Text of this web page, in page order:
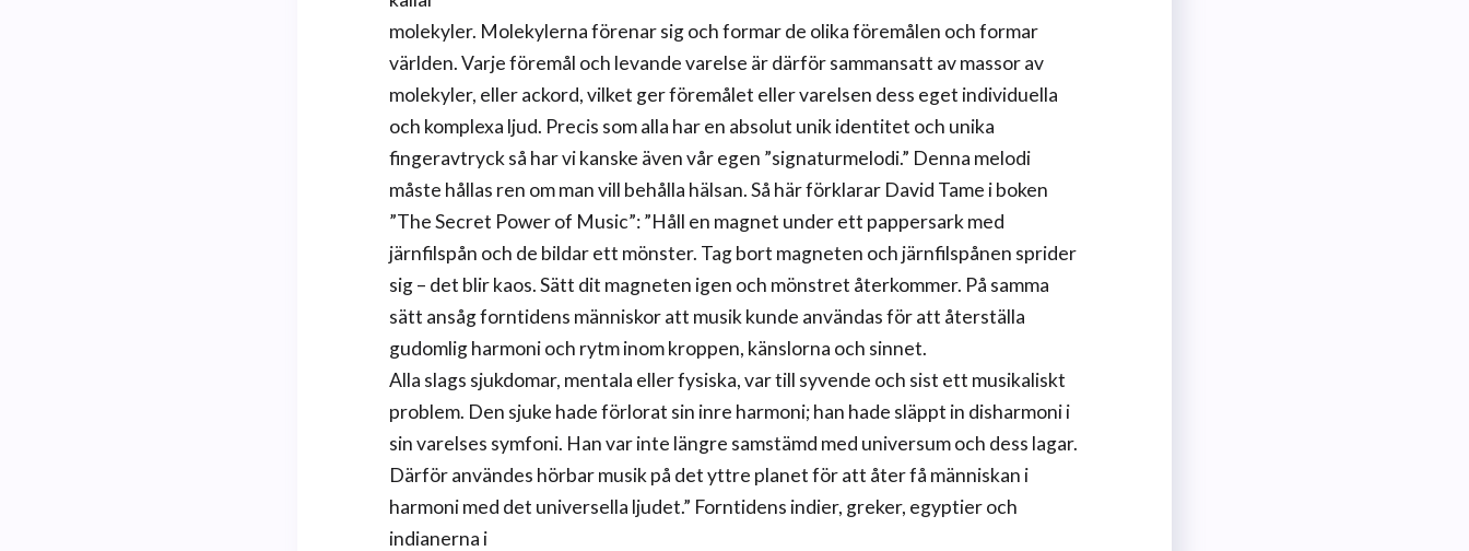
molekyler. Molekylerna förenar sig och formar de olika föremålen och formar
världen. Varje föremål och levande varelse är därför sammansatt av massor av
molekyler, eller ackord, vilket ger föremålet eller varelsen dess eget individuella
och komplexa ljud. Precis som alla har en absolut unik identitet och unika
fingeravtryck så har vi kanske även vår egen ”signaturmelodi.” Denna melodi
måste hållas ren om man vill behålla hälsan. Så här förklarar David Tame i boken
”The Secret Power of Music”: ”Håll en magnet under ett pappersark med
järnfilspån och de bildar ett mönster. Tag bort magneten och järnfilspånen sprider
sig – det blir kaos. Sätt dit magneten igen och mönstret återkommer. På samma
sätt ansåg forntidens människor att musik kunde användas för att återställa
gudomlig harmoni och rytm inom kroppen, känslorna och sinnet.
Alla slags sjukdomar, mentala eller fysiska, var till syvende och sist ett musikaliskt
problem. Den sjuke hade förlorat sin inre harmoni; han hade släppt in disharmoni i
sin varelses symfoni. Han var inte längre samstämd med universum och dess lagar.
Därför användes hörbar musik på det yttre planet för att åter få människan i
harmoni med det universella ljudet.” Forntidens indier, greker, egyptier och
indianerna i